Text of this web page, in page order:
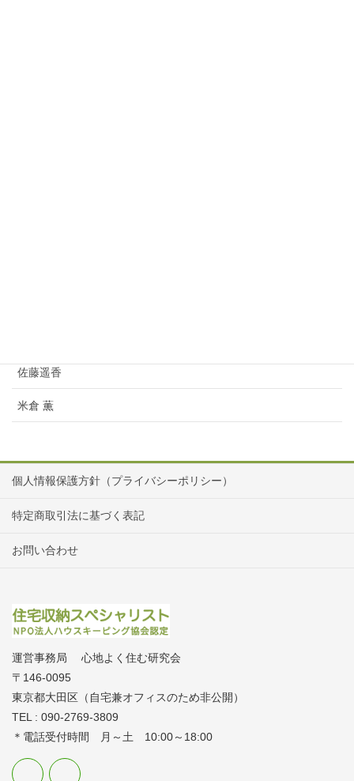
佐藤遥香
米倉 薫
個人情報保護方針（プライバシーポリシー）
特定商取引法に基づく表記
お問い合わせ
運営事務局 心地よく住む研究会
〒146-0095
東京都大田区（自宅兼オフィスのため非公開）
TEL : 090-2769-3809
＊電話受付時間 月～土 10:00～18:00